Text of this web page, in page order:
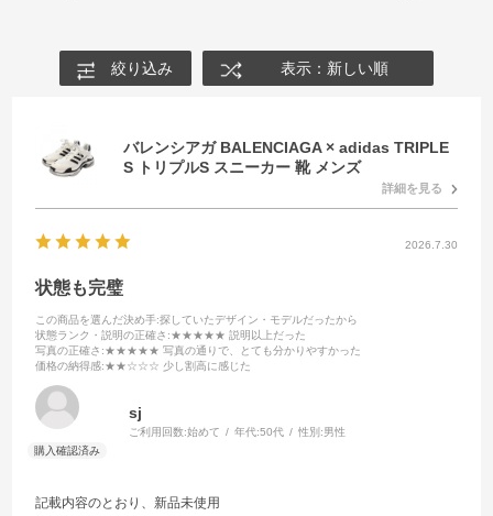
絞り込み 表示：新しい順
バレンシアガ BALENCIAGA × adidas TRIPLE
S トリプルS スニーカー 靴 メンズ
詳細を見る
2026.7.30
状態も完璧
この商品を選んだ決め手:探していたデザイン・モデルだったから
状態ランク・説明の正確さ :★★★★★ 説明以上だった
写真の正確さ :★★★★★ 写真の通りで、とても分かりやすかった
価格の納得感:★★☆☆☆ 少し割高に感じた
sj
ご利用回数:始めて 年代:50代 性別:男性
記載内容のとおり、新品未使用